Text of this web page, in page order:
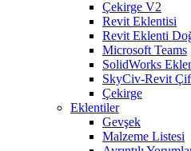
Çekirge V2
Revit Eklentisi
Revit Eklenti
Microsoft Teams
SolidWorks
SkyCiv-Revit
Çekirge
Eklentiler
Gevşek
Malzeme Listesi